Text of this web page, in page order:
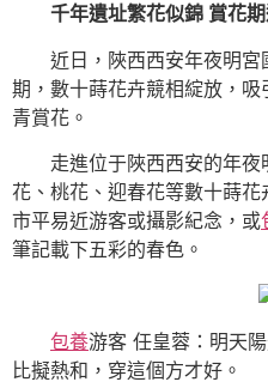
千年遺址繁花似錦 賞花
近日，陜西西安年夜明
期，數十蒔花卉競相綻放，
青賞花。
走進位于陜西西安的年
花、桃花、迎春花等數十蒔花
市平易近游客或攝影紀念，或
筆記載下五彩的春色。
包養游客 任皇蓉：明天
比擬熱和，穿這個方才好。